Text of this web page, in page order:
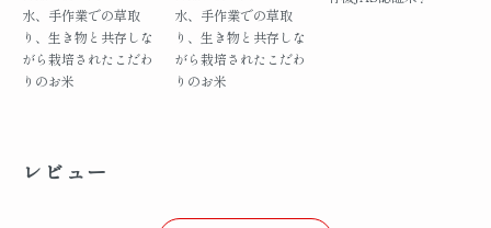
水、手作業での草取
り、生き物と共存しな
がら栽培されたこだわ
りのお米
水、手作業での草取
り、生き物と共存しな
がら栽培されたこだわ
りのお米
レビュー